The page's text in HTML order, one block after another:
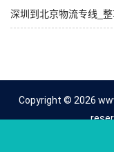
深圳到北京物流专线_整
Copyright © 2026